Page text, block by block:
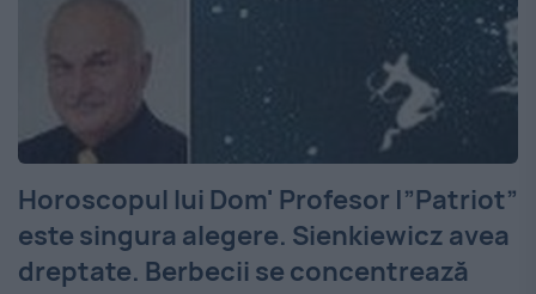
Horoscopul lui Dom' Profesor |”Patriot”
este singura alegere. Sienkiewicz avea
dreptate. Berbecii se concentrează